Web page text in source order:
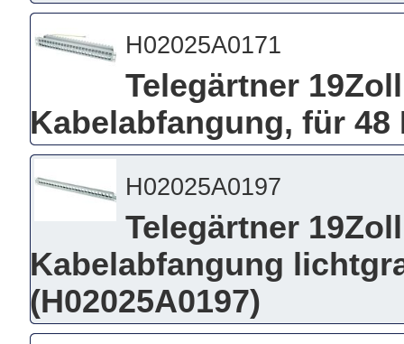
H02025A0171
Telegärtner
Kabelabfangung, für 48
H02025A0197
Telegärtner
Kabelabfangung
(H02025A0197)